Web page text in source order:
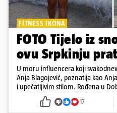
FITNESS IKONA
FOTO Tijelo iz
ovu Srpkinju
U moru influencera koji
Anja Blagojević, poznatija kao
i upečatljivim stilom. Rođena u
Dubaiju, Anja je spoj glamura,
17